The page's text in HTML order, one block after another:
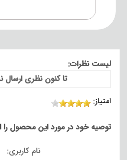
لیست نظرات:
تا کنون نظری
امتیاز:
توصیه خود در مورد این محصول را
نام کاربری: